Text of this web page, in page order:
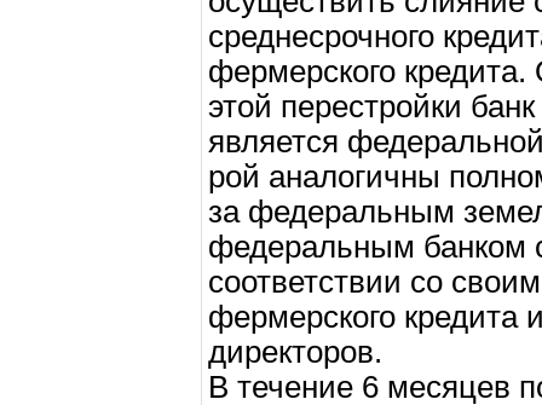
среднесрочного
фермерского
этой перестройки
является
рой аналогичны
за федеральным
федеральным банком
соответствии со
фермерского кредита
директоров.
В течение 6 месяцев